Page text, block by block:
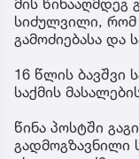
მის წინააღმდეგ
სიძულვილი, რომ
გამოძიებასა და
16 წლის ბავშვი
საქმის
წინა პოსტში
გადმოგზავნილი